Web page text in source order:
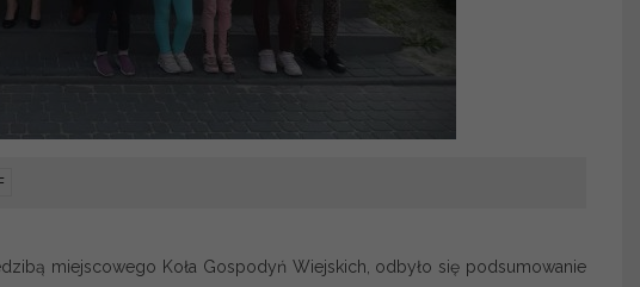
miejscowego Koła Gospodyń Wiejskich, odbyło się podsumowanie